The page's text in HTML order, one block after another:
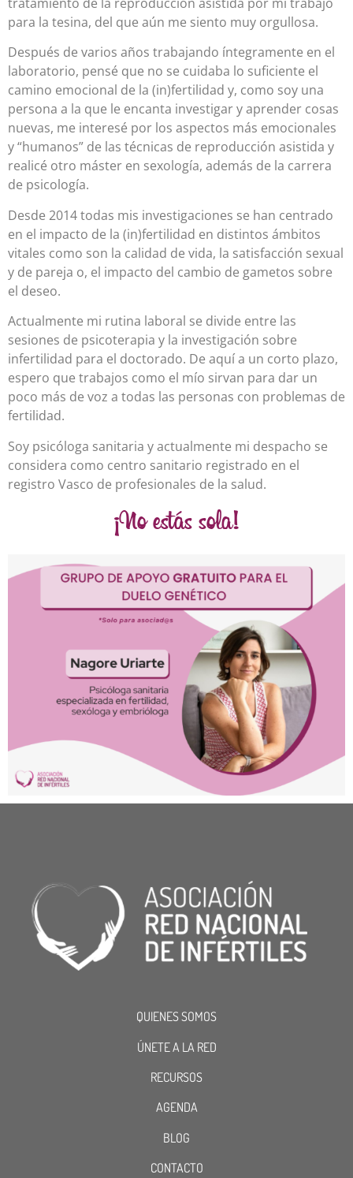
para la tesina, del que aún me siento muy orgullosa.
Después de varios años trabajando íntegramente en el
laboratorio, pensé que no se cuidaba lo suficiente el
camino emocional de la (in)fertilidad y, como soy una
persona a la que le encanta investigar y aprender cosas
nuevas, me interesé por los aspectos más emocionales
y “humanos” de las técnicas de reproducción asistida y
realicé otro máster en sexología, además de la carrera
de psicología.
Desde 2014 todas mis investigaciones se han centrado
en el impacto de la (in)fertilidad en distintos ámbitos
vitales como son la calidad de vida, la satisfacción sexual
y de pareja o, el impacto del cambio de gametos sobre
el deseo.
Actualmente mi rutina laboral se divide entre las
sesiones de psicoterapia y la investigación sobre
infertilidad para el doctorado. De aquí a un corto plazo,
espero que trabajos como el mío sirvan para dar un
poco más de voz a todas las personas con problemas de
fertilidad.
Soy psicóloga sanitaria y actualmente mi despacho se
considera como centro sanitario registrado en el
registro Vasco de profesionales de la salud.
¡No estás sola!
QUIENES SOMOS
ÚNETE A LA RED
RECURSOS
AGENDA
BLOG
CONTACTO